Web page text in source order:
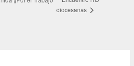
diocesanas